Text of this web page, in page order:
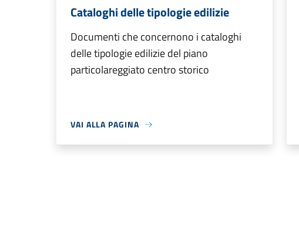
Cataloghi delle tipologie edilizie
Documenti che concernono i cataloghi
delle tipologie edilizie del piano
particolareggiato centro storico
VAI ALLA PAGINA